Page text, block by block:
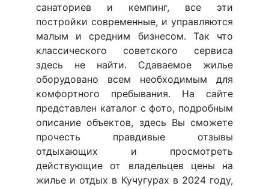
санаториев и кемпинг, все эти
постройки современные, и управляются
малым и средним бизнесом. Так что
классического советского сервиса
здесь не найти. Сдаваемое жилье
оборудовано всем необходимым для
комфортного пребывания. На сайте
представлен каталог с фото, подробным
описание объектов, здесь Вы сможете
прочесть правдивые отзывы
отдыхающих и просмотреть
действующие от владельцев цены на
жилье и отдых в Кучугурах в 2024 году,